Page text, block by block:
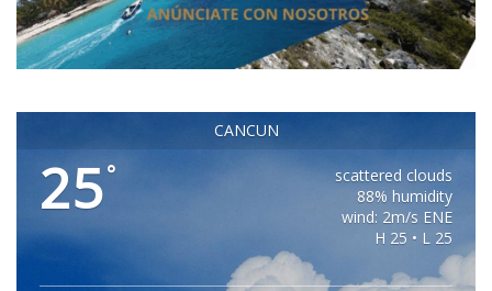
CANCUN
25°
scattered clouds
88% humidity
wind: 2m/s ENE
H 25 • L 25